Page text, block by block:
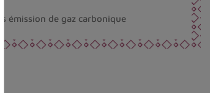
émission de gaz carbonique